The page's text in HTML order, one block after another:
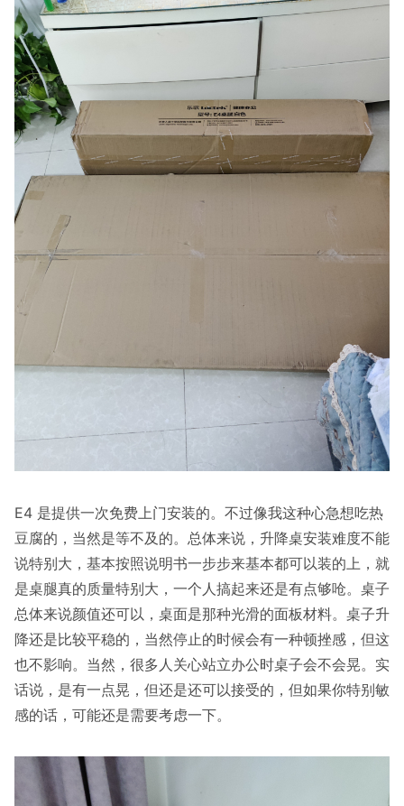
E4 是提供一次免费上门安装的。不过像我这种心急想吃热
豆腐的，当然是等不及的。总体来说，升降桌安装难度不能
说特别大，基本按照说明书一步步来基本都可以装的上，就
是桌腿真的质量特别大，一个人搞起来还是有点够呛。桌子
总体来说颜值还可以，桌面是那种光滑的面板材料。桌子升
降还是比较平稳的，当然停止的时候会有一种顿挫感，但这
也不影响。当然，很多人关心站立办公时桌子会不会晃。实
话说，是有一点晃，但还是还可以接受的，但如果你特别敏
感的话，可能还是需要考虑一下。